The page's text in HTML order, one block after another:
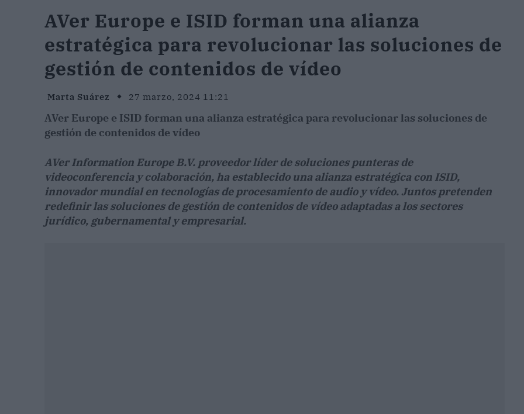
AVer Europe e ISID forman una alianza
estratégica para revolucionar las soluciones de
gestión de contenidos de vídeo
Marta Suárez 27 marzo, 2024 11:21
AVer Europe e ISID forman una alianza estratégica para revolucionar las soluciones de
gestión de contenidos de vídeo
AVer Information Europe B.V. proveedor líder de soluciones punteras de
videoconferencia y colaboración, ha establecido una alianza estratégica con ISID,
innovador mundial en tecnologías de procesamiento de audio y vídeo. Juntos pretenden
redefinir las soluciones de gestión de contenidos de vídeo adaptadas a los sectores
jurídico, gubernamental y empresarial.